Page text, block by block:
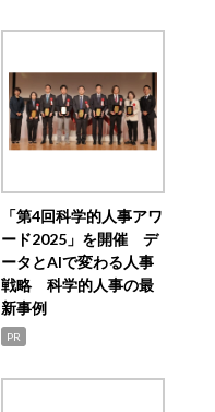
「第4回科学的人事アワ
ード2025」を開催 デ
ータとAIで変わる人事
戦略 科学的人事の最
新事例
PR